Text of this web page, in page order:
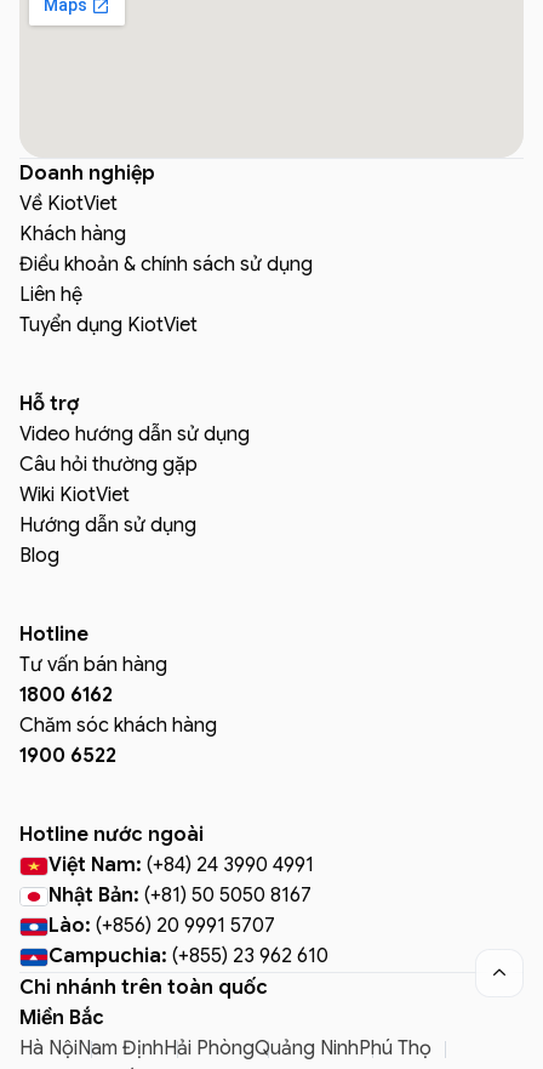
Doanh nghiệp
Về KiotViet
Khách hàng
Điều khoản & chính sách sử dụng
Liên hệ
Tuyển dụng KiotViet
Hỗ trợ
Video hướng dẫn sử dụng
Câu hỏi thường gặp
Wiki KiotViet
Hướng dẫn sử dụng
Blog
Hotline
Tư vấn bán hàng
1800 6162
Chăm sóc khách hàng
1900 6522
Hotline nước ngoài
Việt Nam: (+84) 24 3990 4991
Nhật Bản: (+81) 50 5050 8167
Lào: (+856) 20 9991 5707
Campuchia: (+855) 23 962 610

Chi nhánh trên toàn quốc
Miền Bắc
Hà NộiNam ĐịnhHải PhòngQuảng NinhPhú Thọ